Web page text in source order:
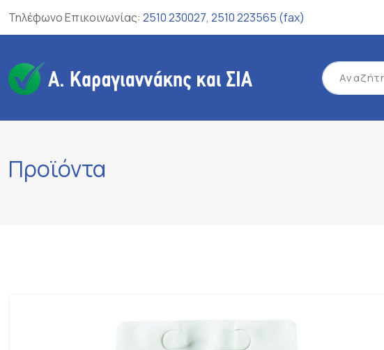
Τηλέφωνο Επικοινωνίας: 2510 230027, 2510 223565 (fax)
Προϊόντα